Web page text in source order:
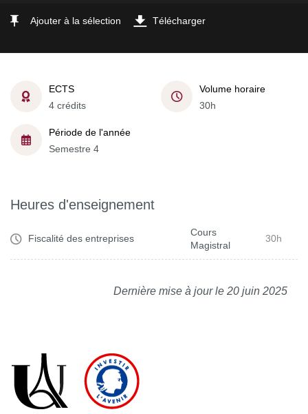
Ajouter à la sélection Télécharger
ECTS
4 crédits
Volume horaire
30h
Période de l'année
Semestre 4
Heures d'enseignement
Fiscalité des entreprises
Cours
Magistral
30h
Dernière mise à jour le 20 juin 2025